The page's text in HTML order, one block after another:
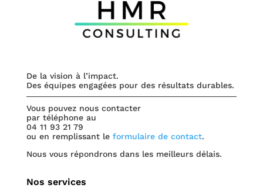
De la vision à l’impact.
Des équipes engagées pour des résultats durables.
Vous pouvez nous contacter
par téléphone au
04 11 93 21 79
ou en remplissant le formulaire de contact.
Nous vous répondrons dans les meilleurs délais.
Nos services